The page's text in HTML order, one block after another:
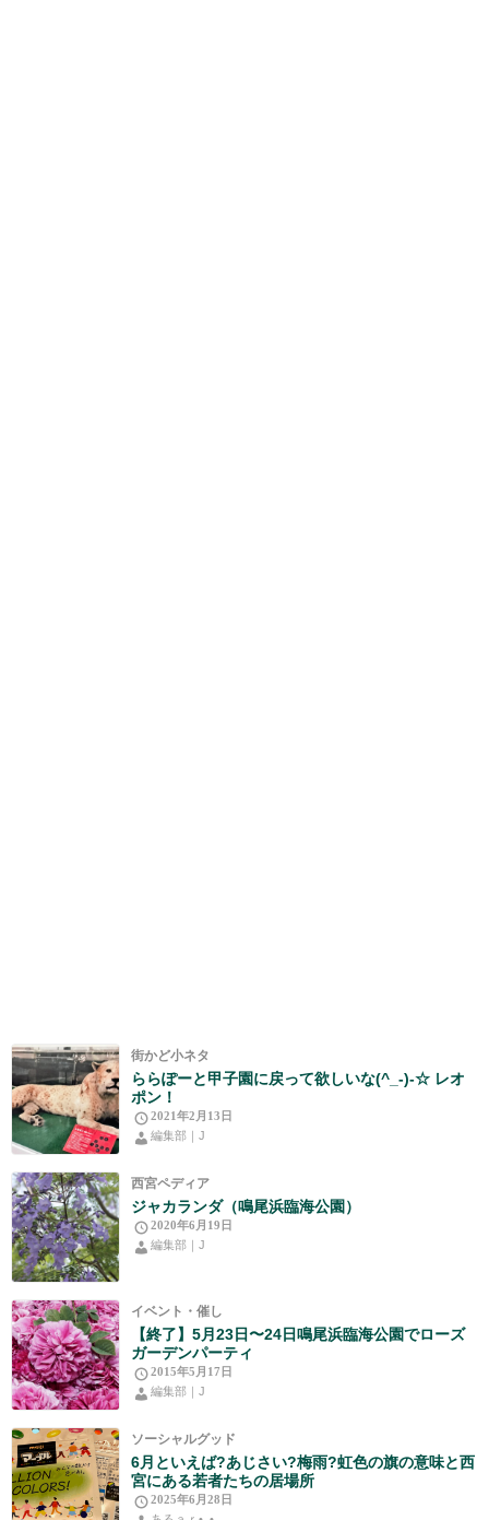
街かど小ネタ
ららぽーと甲子園に戻って欲しいな(^_-)-☆ レオ
ポン！
2021年2月13日
編集部｜J
西宮ペディア
ジャカランダ（鳴尾浜臨海公園）
2020年6月19日
編集部｜J
イベント・催し
【終了】5月23日〜24日鳴尾浜臨海公園でローズ
ガーデンパーティ
2015年5月17日
編集部｜J
ソーシャルグッド
6月といえば?あじさい?梅雨?虹色の旗の意味と西
宮にある若者たちの居場所
2025年6月28日